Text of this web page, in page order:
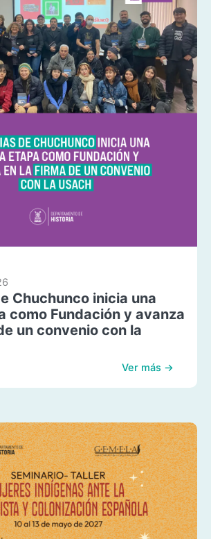
Chuchunco inicia una
como Fundación y avanza
un convenio con la
Ver más →